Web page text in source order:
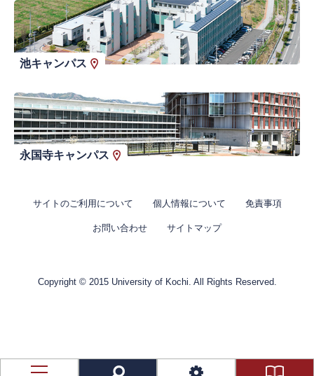
池キャンパス
永国寺キャンパス
サイトのご利用について 個人情報について 免責事項
お問い合わせ サイトマップ
Copyright © 2015 University of Kochi. All Rights Reserved.